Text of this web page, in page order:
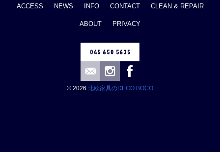
ACCESS NEWS INFO CONTACT CLEAN & REPAIR
ABOUT PRIVACY
© 2026 北欧家具のDECO BOCO